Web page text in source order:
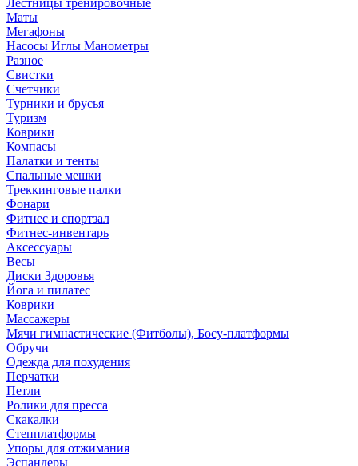
Лестницы тренировочные
Маты
Мегафоны
Насосы Иглы Манометры
Разное
Свистки
Счетчики
Турники и брусья
Туризм
Коврики
Компасы
Палатки и тенты
Спальные мешки
Треккинговые палки
Фонари
Фитнес и спортзал
Фитнес-инвентарь
Аксессуары
Весы
Диски Здоровья
Йога и пилатес
Коврики
Массажеры
Мячи гимнастические (Фитболы), Босу-платформы
Обручи
Одежда для похудения
Перчатки
Петли
Ролики для пресса
Скакалки
Степплатформы
Упоры для отжимания
Эспандеры